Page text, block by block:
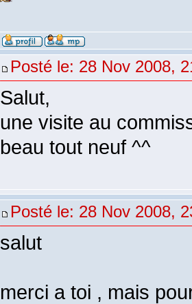
Posté le: 28 Nov 2008,
Salut,
une visite au
beau tout neuf ^^
Posté le: 28 Nov 2008,
salut
merci a toi , mais